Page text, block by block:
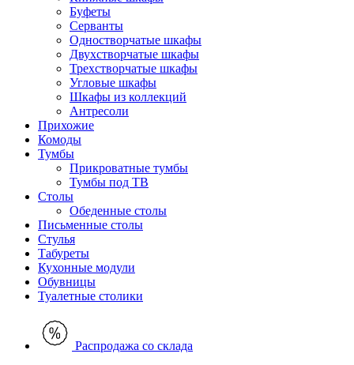
Буфеты
Серванты
Одностворчатые шкафы
Двухстворчатые шкафы
Трехстворчатые шкафы
Угловые шкафы
Шкафы из коллекций
Антресоли
Прихожие
Комоды
Тумбы
Прикроватные тумбы
Тумбы под ТВ
Столы
Обеденные столы
Письменные столы
Стулья
Табуреты
Кухонные модули
Обувницы
Туалетные столики
Распродажа со склада